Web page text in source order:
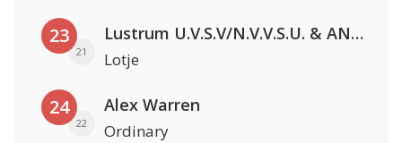
23
21
Lustrum U.V.S.V/N.V.V.S.U. & ANNO ONS & Jopke van Dobbenburgh & Roeland Beelen
Lotje
24
22
Alex Warren
Ordinary